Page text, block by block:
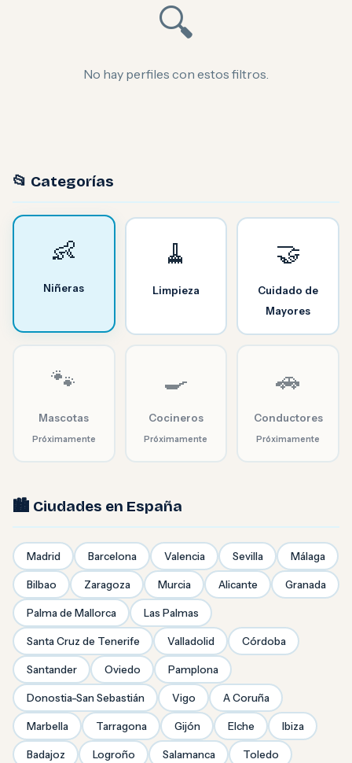
🔍
No hay perfiles con estos filtros.
📂 Categorías
👶
Niñeras
🧹
Limpieza
🤝
Cuidado de
Mayores
🐾
Mascotas
Próximamente
🍳
Cocineros
Próximamente
🚗
Conductores
Próximamente
🏙️ Ciudades en España
Madrid Barcelona Valencia Sevilla Málaga
Bilbao Zaragoza Murcia Alicante Granada
Palma de Mallorca Las Palmas
Santa Cruz de Tenerife Valladolid Córdoba
Santander Oviedo Pamplona
Donostia-San Sebastián Vigo A Coruña
Marbella Tarragona Gijón Elche Ibiza
Badajoz Logroño Salamanca Toledo